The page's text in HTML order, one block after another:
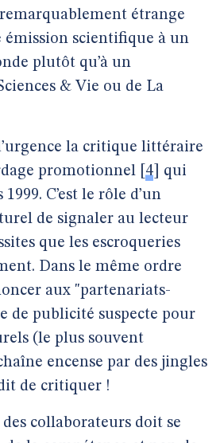
étrange
émission scientifique à un
plutôt qu’à un
& Vie ou de La
la critique littéraire
promotionnel 4
qui
C’est le rôle d’un
de signaler au lecteur
que les escroqueries
Dans le même ordre
aux "partenariats-
de publicité suspecte pour
(le plus souvent
encense par des jingles
de critiquer !
collaborateurs doit se